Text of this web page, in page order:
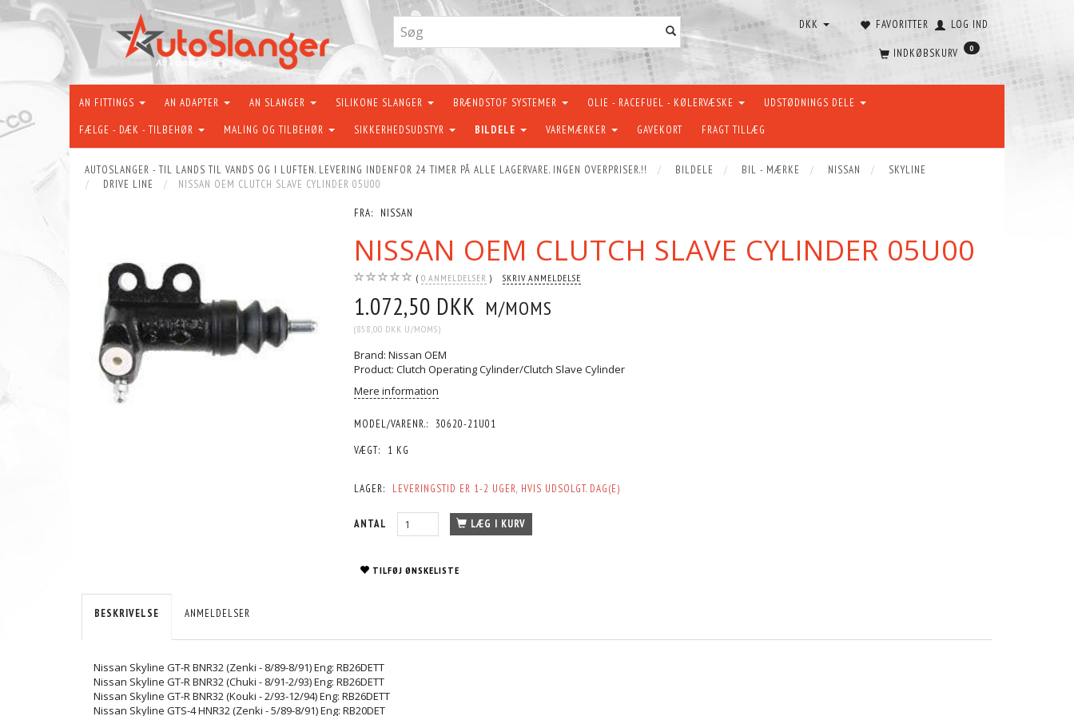
FAVORITTER LOG IND
DKK
INDKØBSKURV 0
AN FITTINGS AN ADAPTER AN SLANGER SILIKONE SLANGER BRÆNDSTOF SYSTEMER OLIE - RACEFUEL - KØLERVÆSKE UDSTØDNINGS DELE
FÆLGE - DÆK - TILBEHØR MALING OG TILBEHØR SIKKERHEDSUDSTYR BILDELE VAREMÆRKER GAVEKORT FRAGT TILLÆG
AUTOSLANGER - TIL LANDS TIL VANDS OG I LUFTEN. LEVERING INDENFOR 24 TIMER PÅ ALLE LAGERVARE. INGEN OVERPRISER.!! BILDELE BIL - MÆRKE NISSAN
SKYLINE
DRIVE LINE
NISSAN OEM CLUTCH SLAVE CYLINDER 05U00
FRA: NISSAN
NISSAN OEM CLUTCH SLAVE CYLINDER 05U00
0 ANMELDELSER SKRIV ANMELDELSE
1.072,50 DKK M/MOMS
(858,00 DKK U/MOMS)
Brand: Nissan OEM
Product: Clutch Operating Cylinder/Clutch Slave Cylinder
Mere information
MODEL/VARENR.:
30620-21U01
VÆGT:
1 KG
LAGER: LEVERINGSTID ER 1-2 UGER, HVIS UDSOLGT. DAG(E)
ANTAL LÆG I KURV
TILFØJ ØNSKELISTE
BESKRIVELSE ANMELDELSER
Nissan Skyline GT-R BNR32 (Zenki - 8/89-8/91) Eng: RB26DETT
Nissan Skyline GT-R BNR32 (Chuki - 8/91-2/93) Eng: RB26DETT
Nissan Skyline GT-R BNR32 (Kouki - 2/93-12/94) Eng: RB26DETT
Nissan Skyline GTS-4 HNR32 (Zenki - 5/89-8/91) Eng: RB20DET